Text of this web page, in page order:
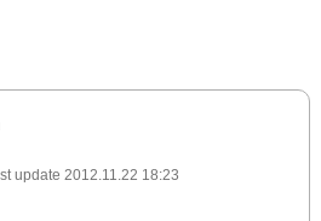
update 2012.11.22 18:23